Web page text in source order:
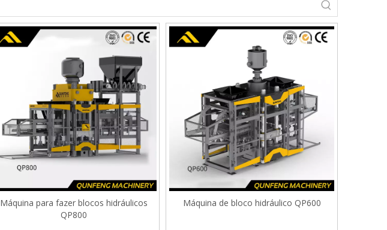
Máquina para fazer blocos hidráulicos
QP800
Máquina de bloco hidráulico QP600